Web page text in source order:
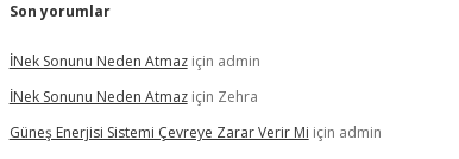
Son yorumlar
İNek Sonunu Neden Atmaziçin admin
İNek Sonunu Neden Atmaziçin Zehra
Güneş Enerjisi Sistemi Çevreye Zarar Verir Mi için admin